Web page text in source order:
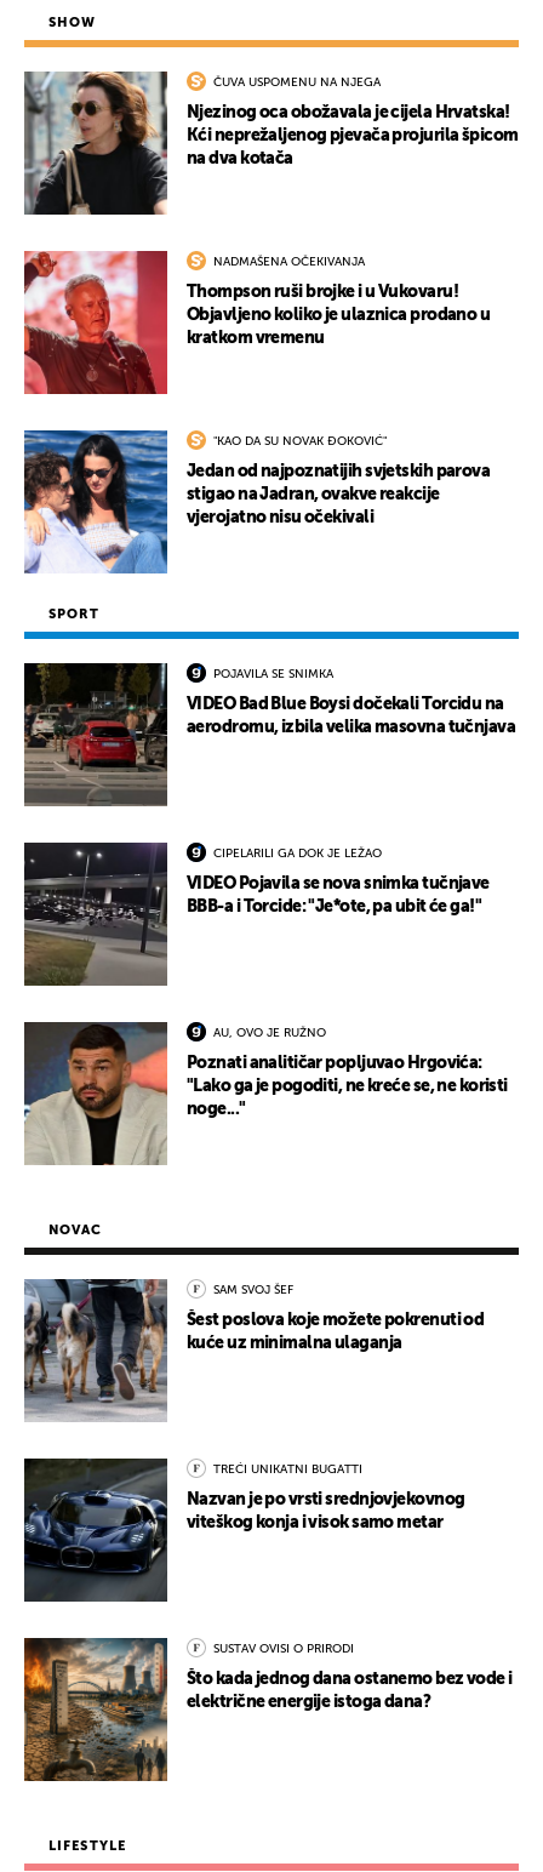
SHOW
ČUVA USPOMENU NA NJEGA
Njezinog oca obožavala je cijela Hrvatska!
Kći neprežaljenog pjevača projurila špicom
na dva kotača
NADMAŠENA OČEKIVANJA
Thompson ruši brojke i u Vukovaru!
Objavljeno koliko je ulaznica prodano u
kratkom vremenu
"KAO DA SU NOVAK ĐOKOVIĆ"
Jedan od najpoznatijih svjetskih parova
stigao na Jadran, ovakve reakcije
vjerojatno nisu očekivali
SPORT
POJAVILA SE SNIMKA
VIDEO Bad Blue Boysi dočekali Torcidu na
aerodromu, izbila velika masovna tučnjava
CIPELARILI GA DOK JE LEŽAO
VIDEO Pojavila se nova snimka tučnjave
BBB-a i Torcide: "Je*ote, pa ubit će ga!"
AU, OVO JE RUŽNO
Poznati analitičar popljuvao Hrgovića:
"Lako ga je pogoditi, ne kreće se, ne koristi
noge..."
NOVAC
SAM SVOJ ŠEF
Šest poslova koje možete pokrenuti od
kuće uz minimalna ulaganja
TREĆI UNIKATNI BUGATTI
Nazvan je po vrsti srednjovjekovnog
viteškog konja i visok samo metar
SUSTAV OVISI O PRIRODI
Što kada jednog dana ostanemo bez vode i
električne energije istoga dana?
LIFESTYLE
UKLJUČITE NOTIFIKACIJE